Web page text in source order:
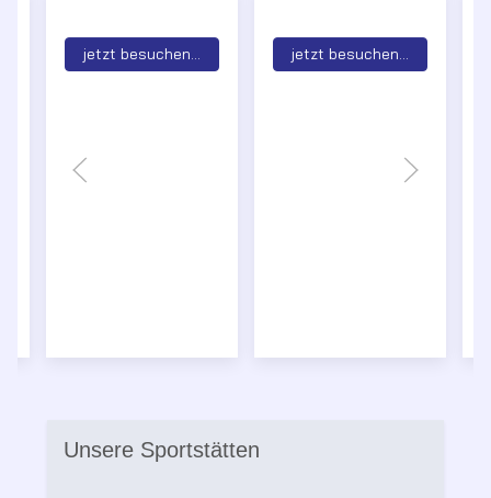
jetzt besuchen... jetzt besuchen...
Unsere Sportstätten